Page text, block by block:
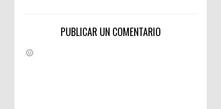
PUBLICAR UN COMENTARIO